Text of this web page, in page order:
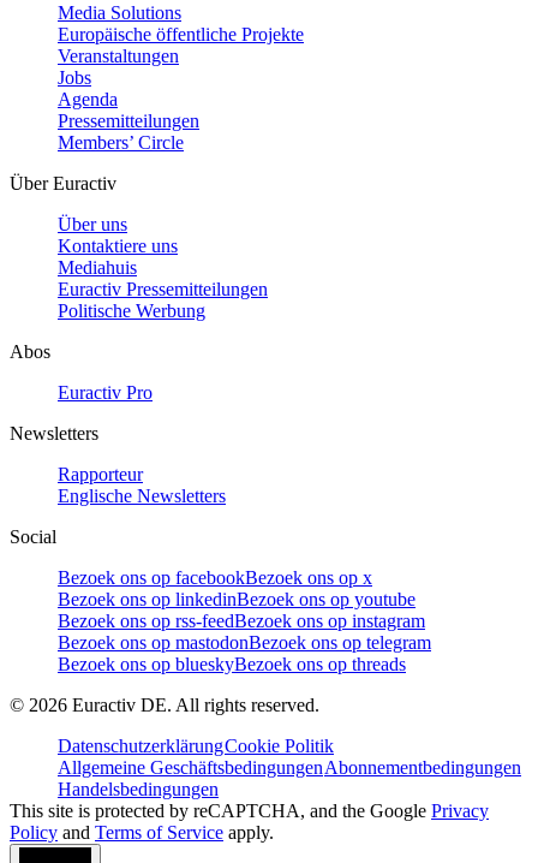
Media Solutions
Europäische öffentliche Projekte
Veranstaltungen
Jobs
Agenda
Pressemitteilungen
Members’ Circle
Über Euractiv
Über uns
Kontaktiere uns
Mediahuis
Euractiv Pressemitteilungen
Politische Werbung
Abos
Euractiv Pro
Newsletters
Rapporteur
Englische Newsletters
Social
Bezoek ons op facebookBezoek ons op x
Bezoek ons op linkedinBezoek ons op youtube
Bezoek ons op rss-feedBezoek ons op instagram
Bezoek ons op mastodonBezoek ons op telegram
Bezoek ons op blueskyBezoek ons op threads
© 2026 Euractiv DE. All rights reserved.
DatenschutzerklärungCookie Politik
Allgemeine GeschäftsbedingungenAbonnementbedingungen
Handelsbedingungen
This site is protected by reCAPTCHA, and the Google Privacy
Policy and Terms of Service apply.